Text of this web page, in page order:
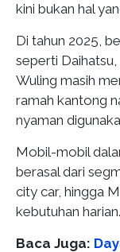
kini bukan hal
Di tahun 2025,
seperti
Wuling masih
ramah kantong
nyaman
Mobil-mobil
berasal dari
city car, hingga
kebutuhan harian.
Baca Juga: